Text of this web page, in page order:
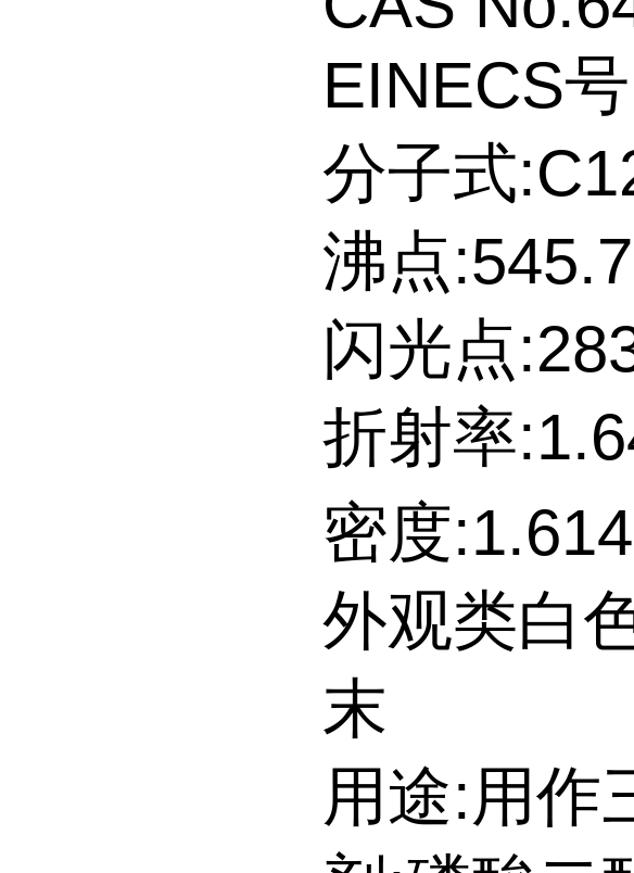
EINECS
分子式
沸点
闪光点
折射率
密度
外观类白
末
用途:用作